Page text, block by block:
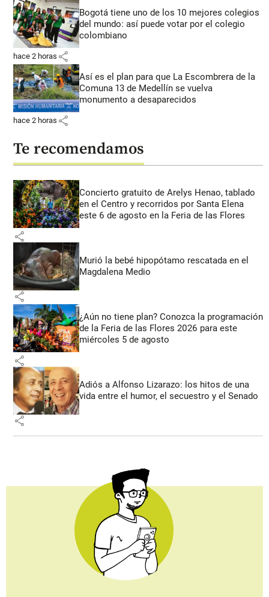
Bogotá tiene uno de los 10 mejores colegios
del mundo: así puede votar por el colegio
colombiano
hace 2 horas share
Así es el plan para que La Escombrera de la
Comuna 13 de Medellín se vuelva
monumento a desaparecidos
hace 2 horas share
Te recomendamos
Concierto gratuito de Arelys Henao, tablado
en el Centro y recorridos por Santa Elena
este 6 de agosto en la Feria de las Flores
share
Murió la bebé hipopótamo rescatada en el
Magdalena Medio
share
¿Aún no tiene plan? Conozca la programación
de la Feria de las Flores 2026 para este
miércoles 5 de agosto
share
Adiós a Alfonso Lizarazo: los hitos de una
vida entre el humor, el secuestro y el Senado
share